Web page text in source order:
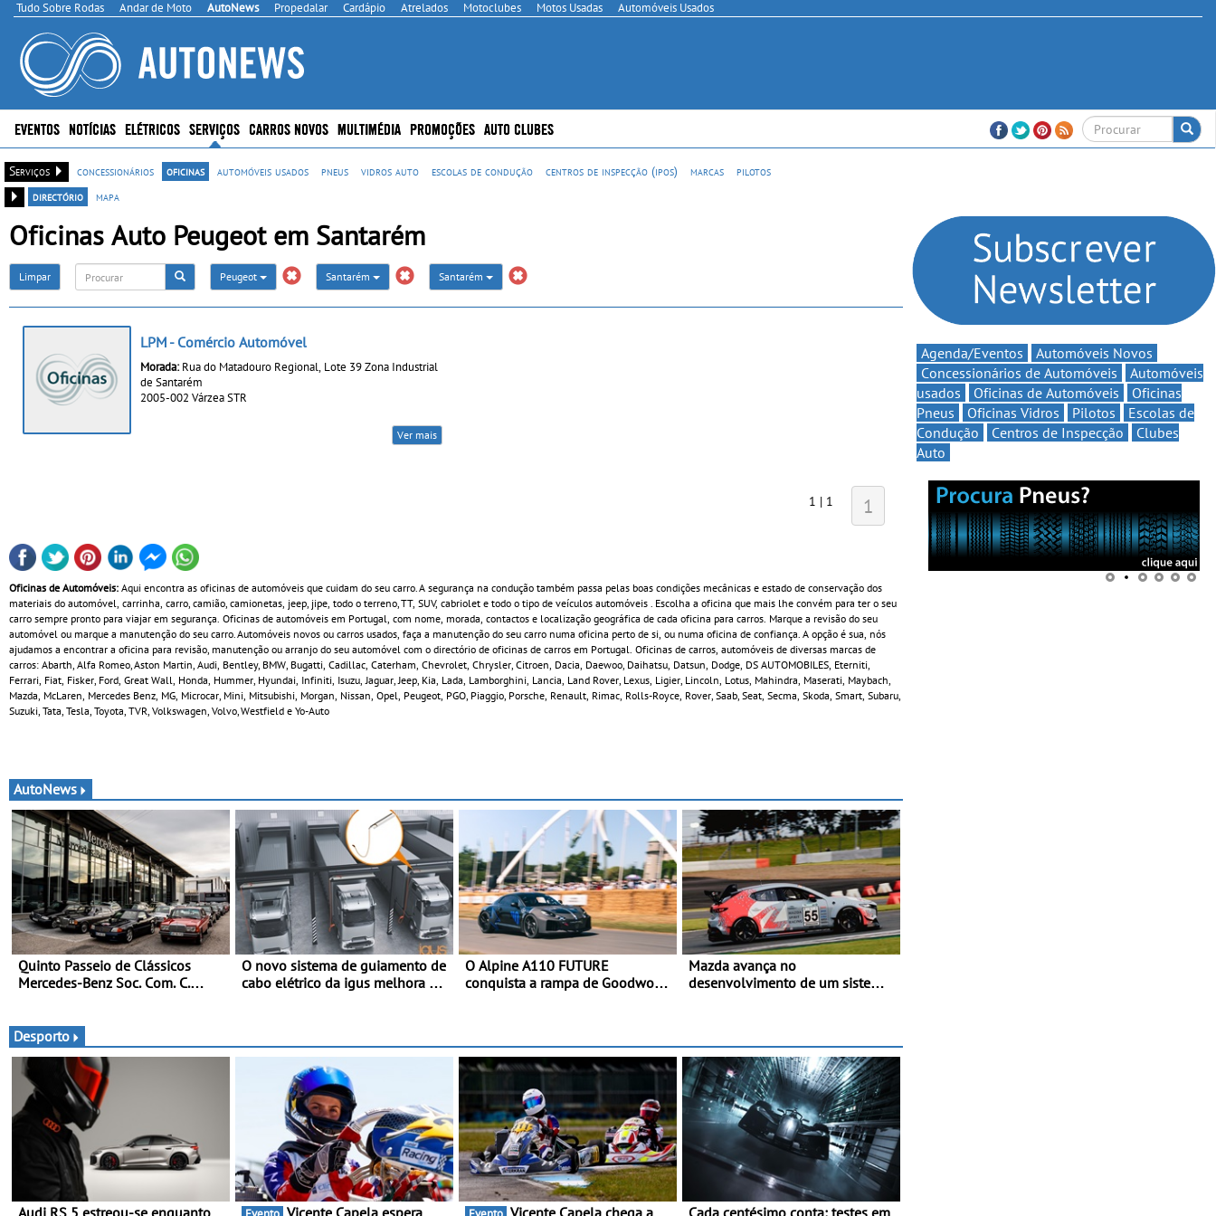
Tudo Sobre Rodas Andar de Moto AutoNews Propedalar Cardápio Atrelados Motoclubes Motos Usadas Automóveis Usados
EVENTOS NOTÍCIAS ELÉTRICOS SERVIÇOS CARROS NOVOS MULTIMÉDIA PROMOÇÕES AUTO CLUBES
Serviços concessionários oficinas automóveis usados pneus vidros auto escolas de condução centros de inspecção (ipos) marcas
pilotos
directório
mapa
Oficinas Auto Peugeot em Santarém
Limpar Peugeot Santarém Santarém
LPM - Comércio Automóvel
Morada: Rua do Matadouro Regional, Lote 39 Zona Industrial
de Santarém
2005-002 Várzea STR
Ver mais
1 | 1 1
Oficinas de Automóveis: Aqui encontra as oficinas de automóveis que cuidam do seu carro. A segurança na condução também passa pelas boas condições mecânicas e estado de conservação dos
materiais do automóvel, carrinha, carro, camião, camionetas, jeep, jipe, todo o terreno, TT, SUV, cabriolet e todo o tipo de veículos automóveis . Escolha a oficina que mais lhe convém para ter o seu
carro sempre pronto para viajar em segurança. Oficinas de automóveis em Portugal, com nome, morada, contactos e localização geográfica de cada oficina para carros. Marque a revisão do seu
automóvel ou marque a manutenção do seu carro. Automóveis novos ou carros usados, faça a manutenção do seu carro numa oficina perto de si, ou numa oficina de confiança. A opção é sua, nós
ajudamos a encontrar a oficina para revisão, manutenção ou arranjo do seu automóvel com o directório de oficinas de carros em Portugal. Oficinas de carros, automóveis de diversas marcas de
carros: Abarth, Alfa Romeo, Aston Martin, Audi, Bentley, BMW, Bugatti, Cadillac, Caterham, Chevrolet, Chrysler, Citroen, Dacia, Daewoo, Daihatsu, Datsun, Dodge, DS AUTOMOBILES, Eterniti,
Ferrari, Fiat, Fisker, Ford, Great Wall, Honda, Hummer, Hyundai, Infiniti, Isuzu, Jaguar, Jeep, Kia, Lada, Lamborghini, Lancia, Land Rover, Lexus, Ligier, Lincoln, Lotus, Mahindra, Maserati, Maybach,
Mazda, McLaren, Mercedes Benz, MG, Microcar, Mini, Mitsubishi, Morgan, Nissan, Opel, Peugeot, PGO, Piaggio, Porsche, Renault, Rimac, Rolls-Royce, Rover, Saab, Seat, Secma, Skoda, Smart, Subaru,
Suzuki, Tata, Tesla, Toyota, TVR, Volkswagen, Volvo, Westfield e Yo-Auto
AutoNews
Quinto Passeio de Clássicos
Mercedes-Benz Soc. Com. C.
O novo sistema de guiamento de
cabo elétrico da igus melhora o
para os motoristas, menos
acidentes nas manobras e
máxima proteção contra furtos
O Alpine A110 FUTURE
conquista a rampa de Goodwood
FUTURE fez a sua estreia
dinâmica, em público
Mazda avança no
desenvolvimento de um sistema
testes da Super Taikyu Series
Desporto
Agenda/Eventos
Automóveis Novos
Concessionários de Automóveis
Automóveis
usados
Oficinas de Automóveis
Oficinas
Pneus
Oficinas Vidros Pilotos
Escolas de
Condução
Centros de Inspecção
Clubes
Auto